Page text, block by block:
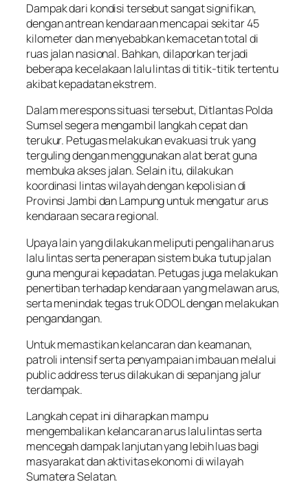
Dampak dari kondisi tersebut sangat signifikan,
dengan antrean kendaraan mencapai sekitar 45
kilometer dan menyebabkan kemacetan total di
ruas jalan nasional. Bahkan, dilaporkan terjadi
beberapa kecelakaan lalu lintas di titik-titik tertentu
akibat kepadatan ekstrem.
Dalam merespons situasi tersebut, Ditlantas Polda
Sumsel segera mengambil langkah cepat dan
terukur. Petugas melakukan evakuasi truk yang
terguling dengan menggunakan alat berat guna
membuka akses jalan. Selain itu, dilakukan
koordinasi lintas wilayah dengan kepolisian di
Provinsi Jambi dan Lampung untuk mengatur arus
kendaraan secara regional.
Upaya lain yang dilakukan meliputi pengalihan arus
lalu lintas serta penerapan sistem buka tutup jalan
guna mengurai kepadatan. Petugas juga melakukan
penertiban terhadap kendaraan yang melawan arus,
serta menindak tegas truk ODOL dengan melakukan
pengandangan.
Untuk memastikan kelancaran dan keamanan,
patroli intensif serta penyampaian imbauan melalui
public address terus dilakukan di sepanjang jalur
terdampak.
Langkah cepat ini diharapkan mampu
mengembalikan kelancaran arus lalu lintas serta
mencegah dampak lanjutan yang lebih luas bagi
masyarakat dan aktivitas ekonomi di wilayah
Sumatera Selatan.